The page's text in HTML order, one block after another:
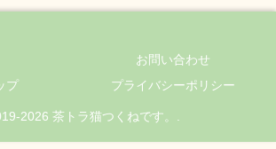
お問い合わせ
プ
プライバシーポリシー
2026 茶トラ猫つくねです。.